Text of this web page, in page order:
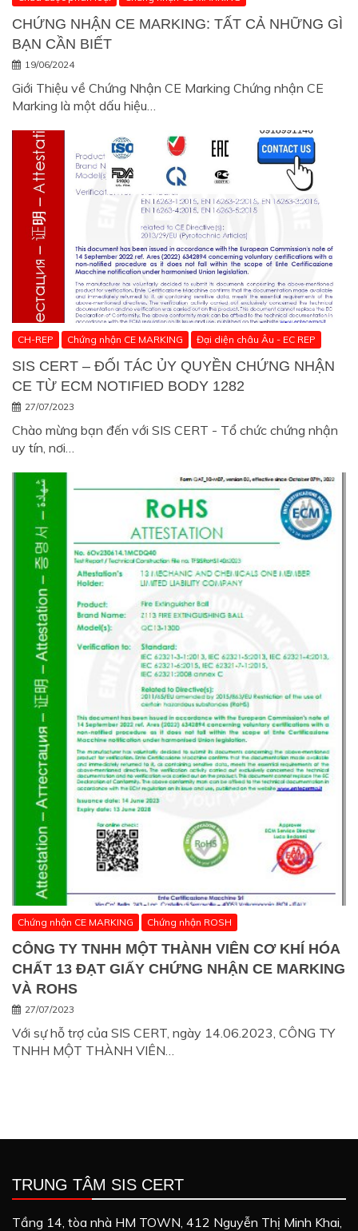
CHỨNG NHẬN CE MARKING: TẤT CẢ NHỮNG GÌ
BẠN CẦN BIẾT
19/06/2024
Giới Thiệu về Chứng Nhận CE Marking Chứng nhận CE
Marking là một dấu hiệu…
CH-REP Chứng nhận CE MARKING Đại diện châu Âu - EC REP
SIS CERT – ĐỐI TÁC ỦY QUYỀN CHỨNG NHẬN
CE TỪ ECM NOTIFIED BODY 1282
27/07/2023
Chào mừng bạn đến với SIS CERT - Tổ chức chứng nhận
uy tín, nơi…
Chứng nhận CE MARKING Chứng nhận ROSH
CÔNG TY TNHH MỘT THÀNH VIÊN CƠ KHÍ HÓA
CHẤT 13 ĐẠT GIẤY CHỨNG NHẬN CE MARKING
VÀ ROHS
27/07/2023
Với sự hỗ trợ của SIS CERT, ngày 14.06.2023, CÔNG TY
TNHH MỘT THÀNH VIÊN…
TRUNG TÂM SIS CERT
Tầng 14, tòa nhà HM TOWN, 412 Nguyễn Thị Minh Khai,